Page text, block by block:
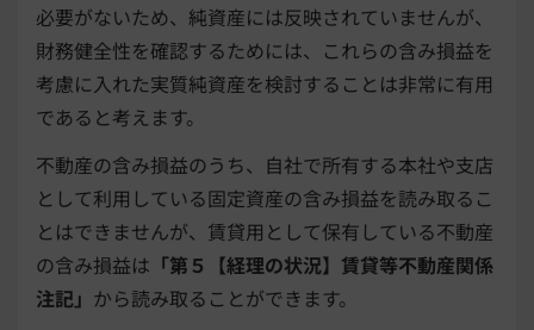
必要がないため、純資産には反映されていませんが、
財務健全性を確認するためには、これらの含み損益を
考慮に入れた実質純資産を検討することは非常に有用
であると考えます。
不動産の含み損益のうち、自社で所有する本社や支店
として利用している固定資産の含み損益を読み取るこ
とはできませんが、賃貸用として保有している不動産
の含み損益は 「第５【経理の状況】賃貸等不動産関係
注記」 から読み取ることができます。